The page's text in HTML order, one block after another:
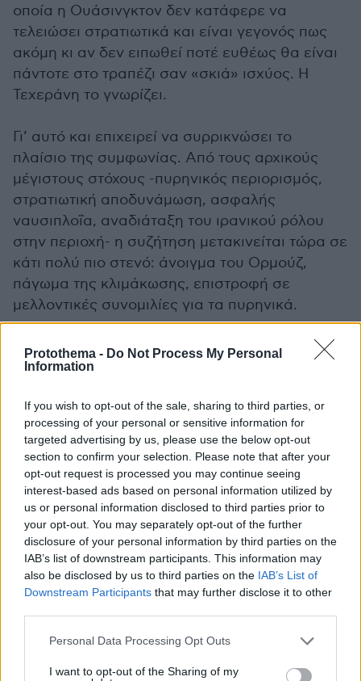
Protothema - Do Not Process My Personal
Information
If you wish to opt-out of the sale, sharing to third parties, or
processing of your personal or sensitive information for
targeted advertising by us, please use the below opt-out
section to confirm your selection. Please note that after your
opt-out request is processed you may continue seeing
interest-based ads based on personal information utilized by
us or personal information disclosed to third parties prior to
your opt-out. You may separately opt-out of the further
disclosure of your personal information by third parties on the
IAB’s list of downstream participants. This information may
also be disclosed by us to third parties on the IAB’s List of
Downstream Participants that may further disclose it to other
Please note that this website/app uses one or more Google
not limited to your visit or usage behaviour. You may click to
Personal Data Processing Opt Outs
I want to opt-out of the Sharing of my
οποία η Ουάσινγκτον δεν κατάφερε να
τελειώσει στρατιωτικά και είναι γεγονός πως
ακόμη κι αν δεν ειπωθεί ποτέ ευθέως θα είναι
πάντοτε στο τραπέζι σαν «σκιά» ισχύος. Η
Τεχεράνη το γνωρίζει.
Γι’ αυτό και επιχειρεί να συρρικνώσει το
πλαίσιο της συμφωνίας. Από τους αρχικούς
μέγιστους στόχους -πυρηνικός περιορισμός,
στρατιωτική αποδυνάμωση, ασφαλής
ναυσιπλοΐα, αναδιάταξη του ιρανικού ρόλου
στην περιοχή- η συζήτηση μετακινείται τώρα σε
κάτι πολύ πιο στενό: άνοιγμα του Ορμούζ,
πάγωμα της κλιμάκωσης, επιστροφή σε
μελλοντικές συνομιλίες για τα πυρηνικά.
Με απλά λόγια, το Ιράν προσπαθεί να πουλήσει
στον Τραμπ αυτό που εκείνο χρειάζεται
νίκη. Εξοδο. Το πιο σοβαρό όμως πρόβλημα για
την Ουάσινγκτον δεν βρίσκεται στον Περσικό
Κόλπο. Βρίσκεται στον Ειρηνικό. Ο πόλεμος με
το Ιράν έχει ήδη απορροφήσει ναυτικές,
αεροπορικές και πυραυλικές δυνατότητες που
οι ΗΠΑ θα ήθελαν να κρατούν διαθέσιμες για
την αποτροπή της Κίνας.
απουσία αμερικανικού αεροπλανοφόρουαπό
τον Ειρηνικό για πάνω από δύο μήνες δεν είναι
απλώς επιχειρησιακή λεπτομέρεια. Είναι
πολιτικό μήνυμα. Δείχνει ότι η Μέση Ανατολή